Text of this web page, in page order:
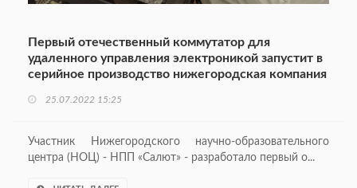
Первый отечественный коммутатор для
удаленного управления электроникой запустит в
серийное производство нижегородская компания
25.07.2022 15:25
Участник Нижегородского научно-образовательного
центра (НОЦ) - НПП «Салют» - разработало первый о...